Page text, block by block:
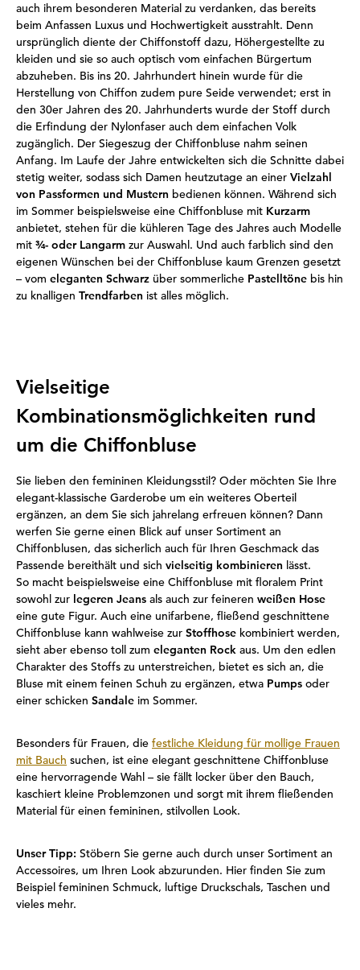
auch ihrem besonderen Material zu verdanken, das bereits
beim Anfassen Luxus und Hochwertigkeit ausstrahlt. Denn
ursprünglich diente der Chiffonstoff dazu, Höhergestellte zu
kleiden und sie so auch optisch vom einfachen Bürgertum
abzuheben. Bis ins 20. Jahrhundert hinein wurde für die
Herstellung von Chiffon zudem pure Seide verwendet; erst in
den 30er Jahren des 20. Jahrhunderts wurde der Stoff durch
die Erfindung der Nylonfaser auch dem einfachen Volk
zugänglich. Der Siegeszug der Chiffonbluse nahm seinen
Anfang. Im Laufe der Jahre entwickelten sich die Schnitte dabei
stetig weiter, sodass sich Damen heutzutage an einer Vielzahl
von Passformen und Mustern bedienen können. Während sich
im Sommer beispielsweise eine Chiffonbluse mit Kurzarm
anbietet, stehen für die kühleren Tage des Jahres auch Modelle
mit ¾- oder Langarm zur Auswahl. Und auch farblich sind den
eigenen Wünschen bei der Chiffonbluse kaum Grenzen gesetzt
– vom eleganten Schwarz über sommerliche Pastelltöne bis hin
zu knalligen Trendfarben ist alles möglich.
Vielseitige
Kombinationsmöglichkeiten rund
um die Chiffonbluse
Sie lieben den femininen Kleidungsstil? Oder möchten Sie Ihre
elegant-klassische Garderobe um ein weiteres Oberteil
ergänzen, an dem Sie sich jahrelang erfreuen können? Dann
werfen Sie gerne einen Blick auf unser Sortiment an
Chiffonblusen, das sicherlich auch für Ihren Geschmack das
Passende bereithält und sich vielseitig kombinieren lässt.
So macht beispielsweise eine Chiffonbluse mit floralem Print
sowohl zur legeren Jeans als auch zur feineren weißen Hose
eine gute Figur. Auch eine unifarbene, fließend geschnittene
Chiffonbluse kann wahlweise zur Stoffhose kombiniert werden,
sieht aber ebenso toll zum eleganten Rock aus. Um den edlen
Charakter des Stoffs zu unterstreichen, bietet es sich an, die
Bluse mit einem feinen Schuh zu ergänzen, etwa Pumps oder
einer schicken Sandale im Sommer.
Besonders für Frauen, die festliche Kleidung für mollige Frauen
mit Bauch suchen, ist eine elegant geschnittene Chiffonbluse
eine hervorragende Wahl – sie fällt locker über den Bauch,
kaschiert kleine Problemzonen und sorgt mit ihrem fließenden
Material für einen femininen, stilvollen Look.
Unser Tipp: Stöbern Sie gerne auch durch unser Sortiment an
Accessoires, um Ihren Look abzurunden. Hier finden Sie zum
Beispiel femininen Schmuck, luftige Druckschals, Taschen und
vieles mehr.